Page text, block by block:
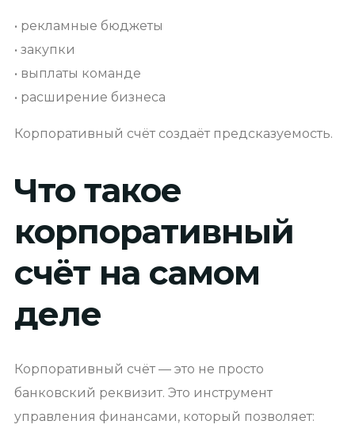
• рекламные бюджеты
• закупки
• выплаты команде
• расширение бизнеса
Корпоративный счёт создаёт предсказуемость.
Что такое
корпоративный
счёт на самом
деле
Корпоративный счёт — это не просто
банковский реквизит. Это инструмент
управления финансами, который позволяет: